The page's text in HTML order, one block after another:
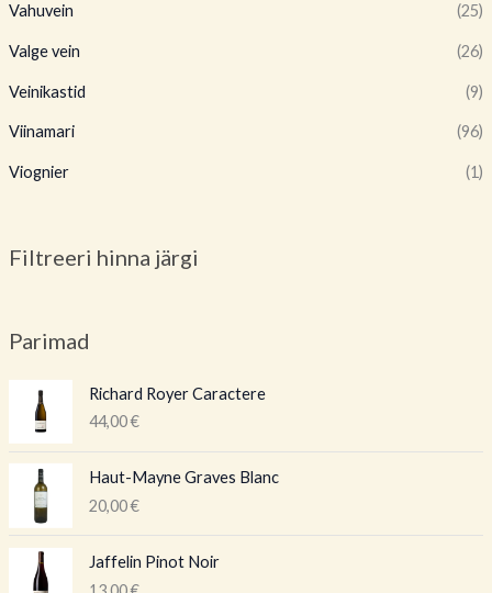
Vahuvein (25)
Valge vein (26)
Veinikastid (9)
Viinamari (96)
Viognier (1)
Filtreeri hinna järgi
Parimad
Richard Royer Caractere
44,00€
Haut-Mayne Graves Blanc
20,00€
Jaffelin Pinot Noir